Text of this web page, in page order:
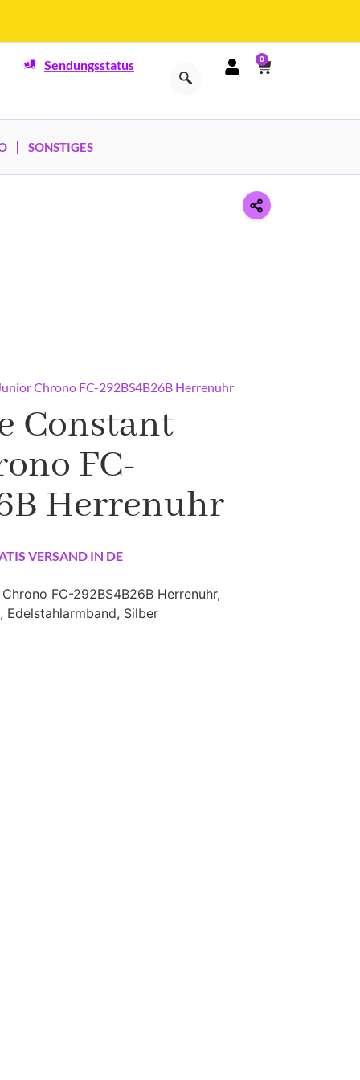
Sendungsstatus 0
SONSTIGES
Chrono FC-292BS4B26B Herrenuhr
Constant
FC-
Herrenuhr
VERSAND IN DE
FC-292BS4B26B Herrenuhr,
Edelstahlarmband, Silber